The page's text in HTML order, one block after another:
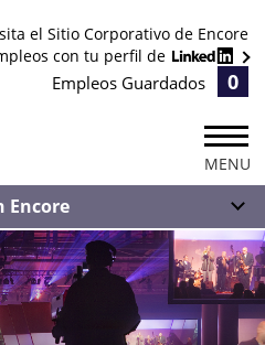
el Sitio Corporativo de Encore
con tu perfil de
Empleos Guardados 0
MENU
Encore